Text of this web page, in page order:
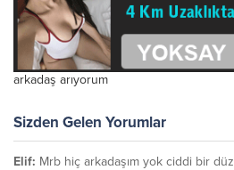
arkadaş arıyorum
Sizden Gelen Yorumlar
Elif: Mrb hiç arkadaşım yok ciddi bir